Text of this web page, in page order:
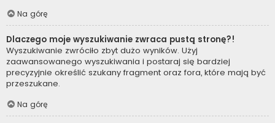
Na górę
Dlaczego moje wyszukiwanie zwraca pustą stronę?!
Wyszukiwanie zwróciło zbyt dużo wyników. Użyj
zaawansowanego wyszukiwania i postaraj się bardziej
precyzyjnie określić szukany fragment oraz fora, które mają być
przeszukane.
Na górę